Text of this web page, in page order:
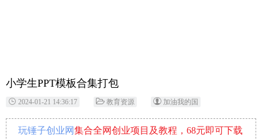
小学生PPT模板合集打包
2024-01-21 14:36:17 教育资源 加油我的国
玩锤子创业网集合全网创业项目及教程，68元即可下载